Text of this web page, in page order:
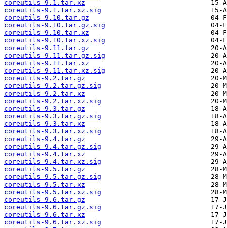
coreutils-9.1.tar.xz
coreutils-9.1.tar.xz.sig
coreutils-9.10.tar.gz
coreutils-9.10.tar.gz.sig
coreutils-9.10.tar.xz
coreutils-9.10.tar.xz.sig
coreutils-9.11.tar.gz
coreutils-9.11.tar.gz.sig
coreutils-9.11.tar.xz
coreutils-9.11.tar.xz.sig
coreutils-9.2.tar.gz
coreutils-9.2.tar.gz.sig
coreutils-9.2.tar.xz
coreutils-9.2.tar.xz.sig
coreutils-9.3.tar.gz
coreutils-9.3.tar.gz.sig
coreutils-9.3.tar.xz
coreutils-9.3.tar.xz.sig
coreutils-9.4.tar.gz
coreutils-9.4.tar.gz.sig
coreutils-9.4.tar.xz
coreutils-9.4.tar.xz.sig
coreutils-9.5.tar.gz
coreutils-9.5.tar.gz.sig
coreutils-9.5.tar.xz
coreutils-9.5.tar.xz.sig
coreutils-9.6.tar.gz
coreutils-9.6.tar.gz.sig
coreutils-9.6.tar.xz
coreutils-9.6.tar.xz.sig